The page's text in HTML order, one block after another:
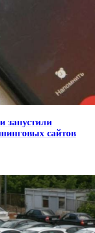
экспорт:
млн долларов
запустили
сайтов